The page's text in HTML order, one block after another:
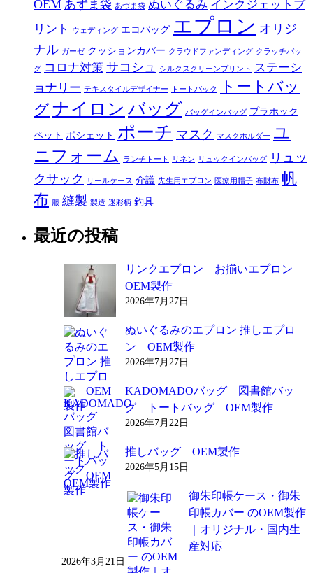
OEM あずま袋 あづま袋 ぬいぐるみ インクジェットプ
リント
ウェディング エコバッグ エプロン オリジ
ナル ガーゼ クッションカバー クラウドファンディング クラッチバッ
グ コロナ対策 サコシュ シルクスクリーンプリント
ステーシ
ョナリー テキスタイルデザイナー トートバック
トートバッ
グナイロン バッグ バッグインバッグ プラホック
ペット ポシェット ポーチ マスク マスクホルダー ユ
ニフォーム
ランチトート リネン リュックインバッグ
リュッ
クサック
リールケース 介護 先生用エプロン 医療用帽子 布財布 帆
布 服 縫製 製造 迷彩柄 釣具
最近の投稿
リンクエプロン お揃いエプロン
OEM製作
2026年7月27日
ぬいぐるみのエプロン 推しエプロ
ン OEM製作
2026年7月27日
KADOMADOバッグ 図書館バッ
グ トートバッグ OEM製作
2026年7月22日
推しバッグ OEM製作
2026年5月15日
御朱印帳ケース・御朱
印帳カバー のOEM製作
｜オリジナル・国内生
産対応
2026年3月21日